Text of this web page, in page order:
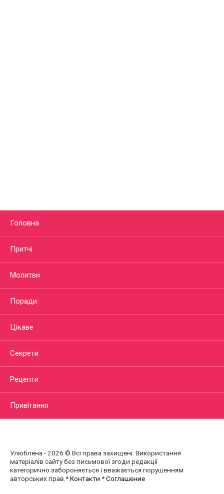
Головна
Притчі
Молитви
Поради
Цікаве
Секрети
Рецепти
Привітання
Улюблена - 2026 © Всі права захищені. Використання
матеріалів сайту без письмової згоди редакції
категорично забороняється і вважається порушенням
авторських прав.*Контакти *Соглашение